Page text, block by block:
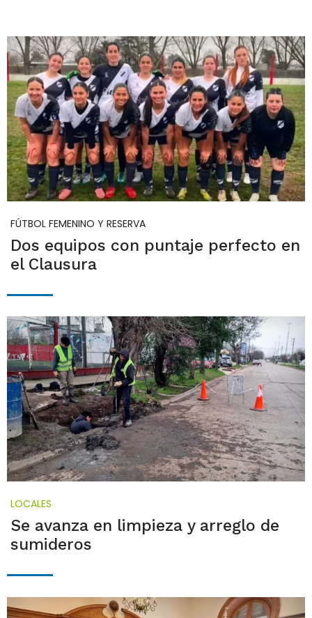
FÚTBOL FEMENINO Y RESERVA
Dos equipos con puntaje perfecto en
el Clausura
LOCALES
Se avanza en limpieza y arreglo de
sumideros